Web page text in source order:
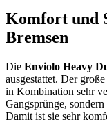
Komfort und
Bremsen
Die Enviolo Heavy
ausgestattet. Der
in Kombination sehr
Gangsprünge,
Damit ist sie sehr